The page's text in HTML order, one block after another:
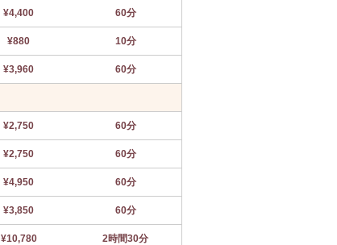
¥4,400 60分
¥880 10分
¥3,960 60分
¥2,750 60分
¥2,750 60分
¥4,950 60分
¥3,850 60分
¥10,780 2時間30分